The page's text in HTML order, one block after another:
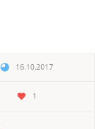
16.10.2017
1